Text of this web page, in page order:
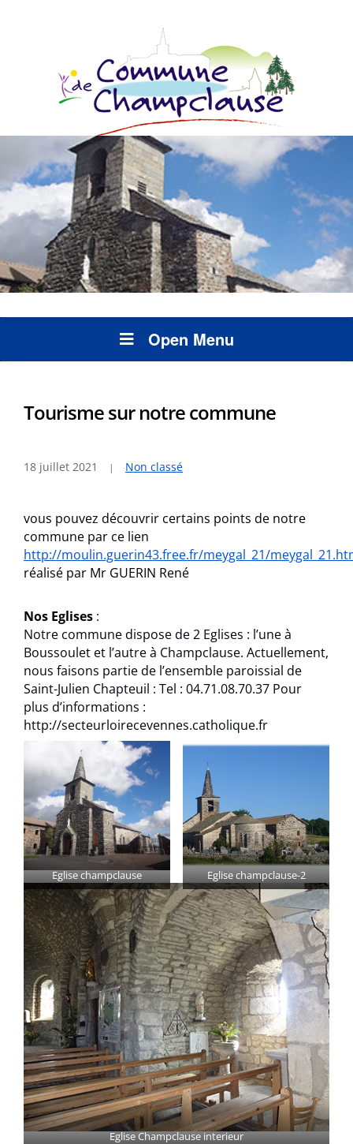
Open Menu
Tourisme sur notre commune
18 juillet 2021 Non classé
vous pouvez découvrir certains points de notre
commune par ce lien
http://moulin.guerin43.free.fr/meygal_21/
réalisé par Mr GUERIN René
Nos Eglises :
Notre commune dispose de 2 Eglises : l’une à
Boussoulet et l’autre à Champclause. Actuellement,
nous faisons partie de l’ensemble paroissial de
Saint-Julien Chapteuil : Tel : 04.71.08.70.37 Pour
plus d’informations :
http://secteurloirecevennes.catholique.fr
Eglise champclause Eglise champclause-2
Eglise Champclause interieur